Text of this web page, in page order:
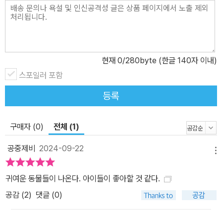
현재 0/280byte (한글 140자 이내)
스포일러 포함
등록
구매자 (0) 전체 (1)
공중제비 2024-09-22
귀여운 동물들이 나온다. 아이들이 좋아할 것 같다.
공감 (2) 댓글 (0)